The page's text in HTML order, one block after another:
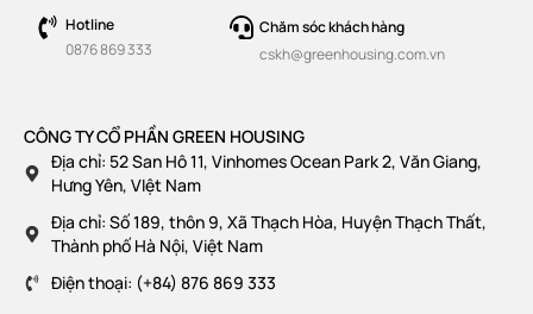
Hotline
0876 869 333
Chăm sóc khách hàng
cskh@greenhousing.com.vn
CÔNG TY CỔ PHẦN GREEN HOUSING
Địa chỉ: 52 San Hô 11, Vinhomes Ocean Park 2, Văn Giang,
Hưng Yên, VIệt Nam
Địa chỉ: Số 189, thôn 9, Xã Thạch Hòa, Huyện Thạch Thất,
Thành phố Hà Nội, Việt Nam
Điện thoại: (+84) 876 869 333